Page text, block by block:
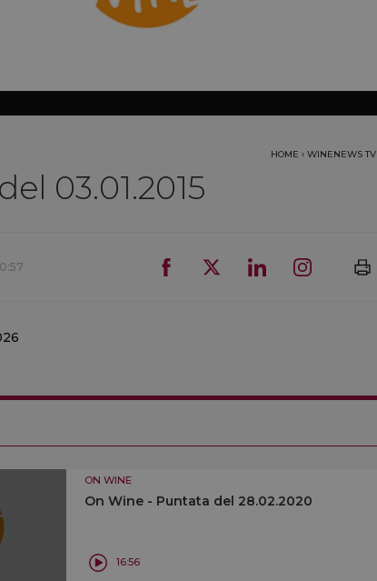
HOME › WINENEWS TV
03.01.2015
ON WINE
On Wine - Puntata del 28.02.2020
16:56